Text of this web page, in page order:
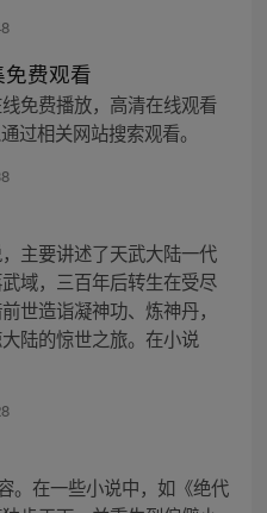
费观看
免费播放，高清在线观看
过相关网站搜索观看。
主要讲述了天武大陆一代
域，三百年后转生在受尽
世造诣凝神功、炼神丹，
陆的惊世之旅。在小说
。在一些小说中，如《绝代